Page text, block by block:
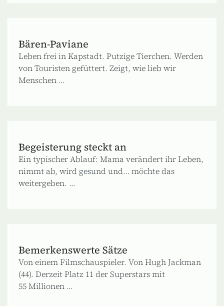
Bären-Paviane
Leben frei in Kapstadt. Putzige Tierchen. Werden
von Touristen gefüttert. Zeigt, wie lieb wir
Menschen ...
Begeisterung steckt an
Ein typischer Ablauf: Mama verändert ihr Leben,
nimmt ab, wird gesund und… möchte das
weitergeben. ...
Bemerkenswerte Sätze
Von einem Filmschauspieler. Von Hugh Jackman
(44). Derzeit Platz 11 der Superstars mit
55 Millionen ...